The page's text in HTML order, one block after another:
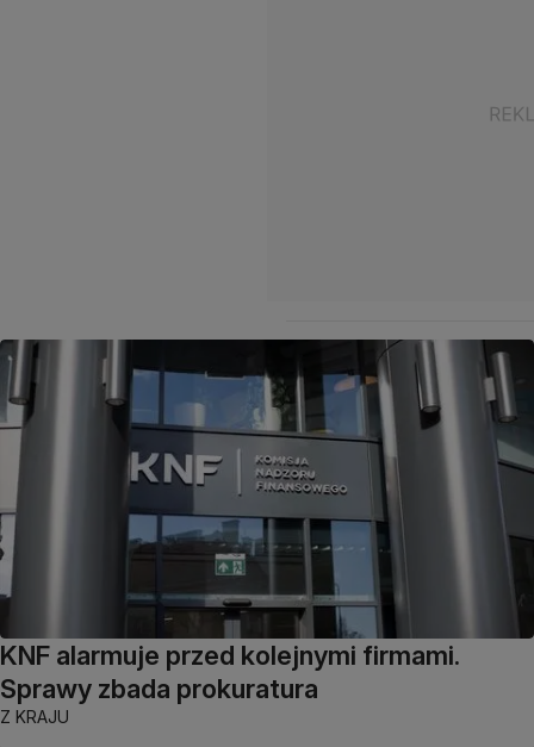
KNF alarmuje przed kolejnymi firmami.
Sprawy zbada prokuratura
Z KRAJU